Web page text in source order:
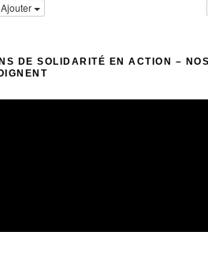
Ajouter
DE SOLIDARITÉ EN ACTION –